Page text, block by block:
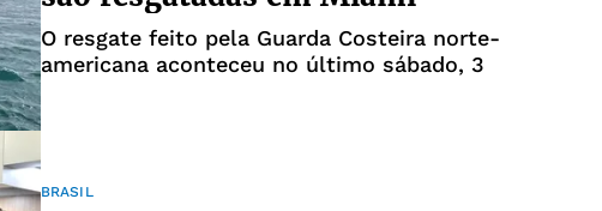
O resgate feito pela Guarda Costeira norte-
americana aconteceu no último sábado, 3
BRASIL